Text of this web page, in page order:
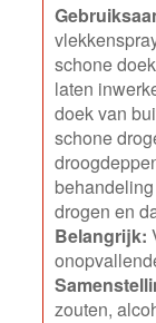
schone
laten
doek van
schone
drogen en
Belangrijk:
zouten,